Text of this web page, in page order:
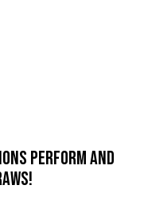
PERFORM AND